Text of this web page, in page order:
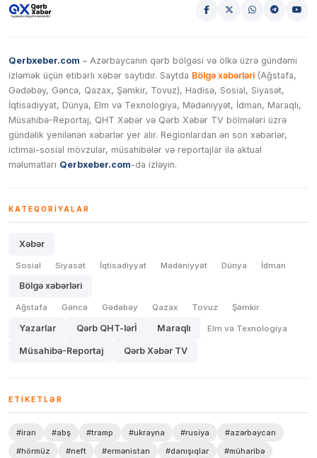
Qerbxeber.com – Azərbaycanın qərb bölgəsi və ölkə üzrə gündəmi
izləmək üçün etibarlı xəbər saytıdır. Saytda Bölgə xəbərləri (Ağstafa,
Gədəbəy, Gəncə, Qazax, Şəmkir, Tovuz), Hadisə, Sosial, Siyasət,
İqtisadiyyat, Dünya, Elm və Texnologiya, Mədəniyyət, İdman, Maraqlı,
Müsahibə-Reportaj, QHT Xəbər və Qərb Xəbər TV bölmələri üzrə
gündəlik yenilənən xəbərlər yer alır. Regionlardan ən son xəbərlər,
ictimai-sosial mövzular, müsahibələr və reportajlar ilə aktual
məlumatları Qerbxeber.com-da izləyin.
KATEQORIYALAR
Xəbər
Sosial Siyasət İqtisadiyyat Mədəniyyət Dünya İdman
Bölgə xəbərləri
Ağstafa Gəncə Gədəbəy Qazax Tovuz Şəmkir
Yazarlar Qərb QHT-lərİ Maraqlı Elm və Texnologiya
Müsahibə-Reportaj Qərb Xəbər TV
ETIKETLƏR
#iran #abş #tramp #ukrayna #rusiya
#azərbaycan
#hörmüz
#neft #ermənistan #danışıqlar #müharibə